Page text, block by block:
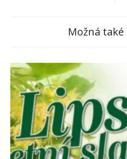
Možná